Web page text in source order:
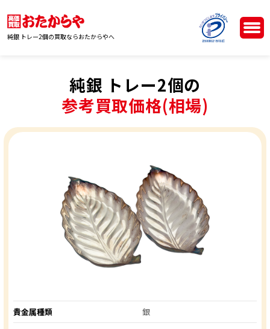
純銀 トレー2個の買取ならおたからやへ
純銀 トレー2個の
参考買取価格(相場)
貴金属種類
銀